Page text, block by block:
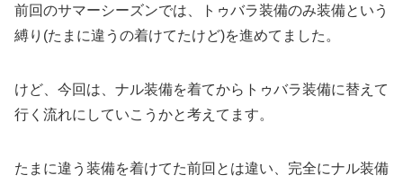
前回のサマーシーズンでは、トゥバラ装備のみ装備という
縛り(たまに違うの着けてたけど)を進めてました。
けど、今回は、ナル装備を着てからトゥバラ装備に替えて
行く流れにしていこうかと考えてます。
たまに違う装備を着けてた前回とは違い、完全にナル装備